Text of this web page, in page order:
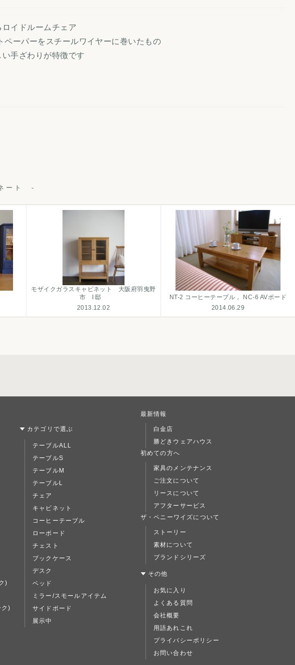
イドルームチェア
ーパーをスチールワイヤーに巻いたもの
手ざわりが特徴です
ート
モザイクガラスキャビネット 大阪府羽曳野
市 I 邸
2013.12.02
NT-2 コーヒーテーブル， NC-6 AVボード
2014.06.29
)
)
カテゴリで選ぶ
テーブルALL
テーブルS
テーブルM
テーブルL
チェア
キャビネット
コーヒーテーブル
ローボード
チェスト
ブックケース
デスク
ベッド
ミラー/スモールアイテム
サイドボード
展示中
最新情報
白金店
勝どきウェアハウス
初めての方へ
家具のメンテナンス
ご注文について
リースについて
アフターサービス
ザ・ペニーワイズについて
ストーリー
素材について
ブランドシリーズ
その他
お気に入り
よくある質問
会社概要
用語あれこれ
プライバシーポリシー
お問い合わせ